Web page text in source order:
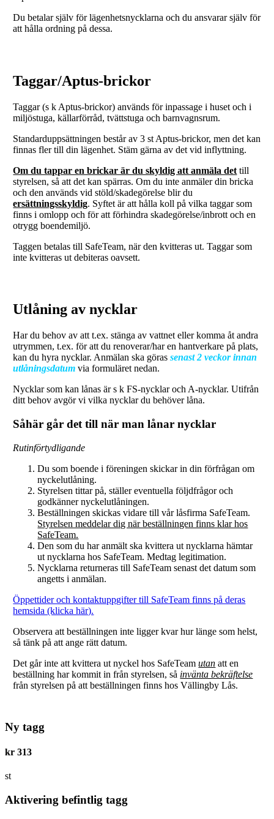
Du betalar själv för lägenhetsnycklarna och du ansvarar själv för
att hålla ordning på dessa.
Taggar/Aptus-brickor
Taggar (s k Aptus-brickor) används för inpassage i huset och i
miljöstuga, källarförråd, tvättstuga och barnvagnsrum.
Standarduppsättningen består av 3 st Aptus-brickor, men det kan
finnas fler till din lägenhet. Stäm gärna av det vid inflyttning.
Om du tappar en brickar är du skyldig att anmäla det till
styrelsen, så att det kan spärras. Om du inte anmäler din bricka
och den används vid stöld/skadegörelse blir du
ersättningsskyldig. Syftet är att hålla koll på vilka taggar som
finns i omlopp och för att förhindra skadegörelse/inbrott och en
otrygg boendemiljö.
Taggen betalas till SafeTeam, när den kvitteras ut. Taggar som
inte kvitteras ut debiteras oavsett.
Utlåning av nycklar
Har du behov av att t.ex. stänga av vattnet eller komma åt andra
utrymmen, t.ex. för att du renoverar/har en hantverkare på plats,
kan du hyra nycklar. Anmälan ska görassenast 2 veckor innan
utlåningsdatum via formuläret nedan.
Nycklar som kan lånas är s k FS-nycklar och A-nycklar. Utifrån
ditt behov avgör vi vilka nycklar du behöver låna.
Såhär går det till när man lånar nycklar
Rutinförtydligande
Du som boende i föreningen skickar in din förfrågan om
nyckelutlåning.
Styrelsen tittar på, ställer eventuella följdfrågor och
godkänner nyckelutlåningen.
Beställningen skickas vidare till vår låsfirma SafeTeam.
Styrelsen meddelar dig när beställningen finns klar hos
SafeTeam.
Den som du har anmält ska kvittera ut nycklarna hämtar
ut nycklarna hos SafeTeam. Medtag legitimation.
Nycklarna returneras till SafeTeam senast det datum som
angetts i anmälan.
Öppettider och kontaktuppgifter till SafeTeam finns på deras
hemsida (klicka här).
Observera att beställningen inte ligger kvar hur länge som helst,
så tänk på att ange rätt datum.
Det går inte att kvittera ut nyckel hos SafeTeamutan att en
beställning har kommit in från styrelsen, så invänta bekräftelse
från styrelsen på att beställningen finns hos Vällingby Lås.
Ny tagg
kr 313
st
Aktivering befintlig tagg